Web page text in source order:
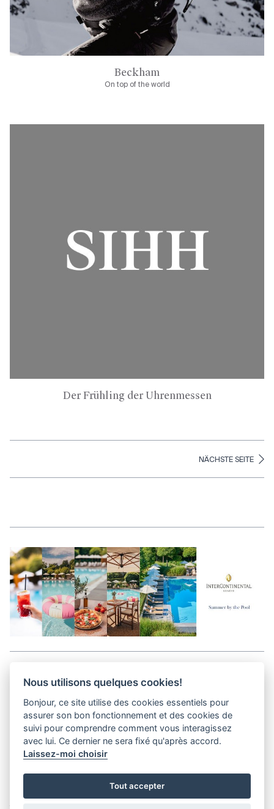
Beckham
On top of the world
Der Frühling der Uhrenmessen
NÄCHSTE SEITE
Media Kit
Kontakt
Datenschutz-Bestimmungen
Pl. de la Palud 23
Tel : +41 (21) 312 41 41
Nous utilisons quelques cookies!
Bonjour, ce site utilise des cookies essentiels pour
assurer son bon fonctionnement et des cookies de
suivi pour comprendre comment vous interagissez
avec lui. Ce dernier ne sera fixé qu'après accord.
Laissez-moi choisir
Tout accepter